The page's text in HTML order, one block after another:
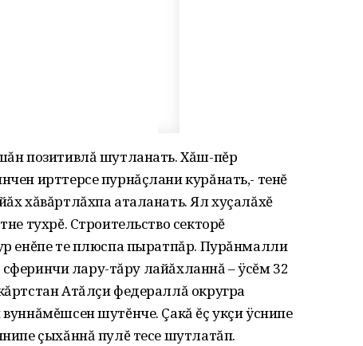
позитивлă шутланать. Хăш-пĕр
ирттерсе пурнăçлани курăнать,- тенĕ
хăвăртлăхпа аталанать. Ял хуçалăхĕ
тухрĕ. Строительство секторĕ
енĕпе те плюспа пыратпăр. Пурăнмалли
сферинчи лару-тăру лайăхланнă – ÿсĕм 32
Атăлçи федераллă округра
шутĕнче. Çакă ĕç укçи ÿснипе
çыхăннă пулĕ тесе шутлатăп.